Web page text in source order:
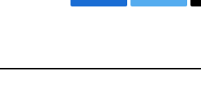
Facebook Twitter